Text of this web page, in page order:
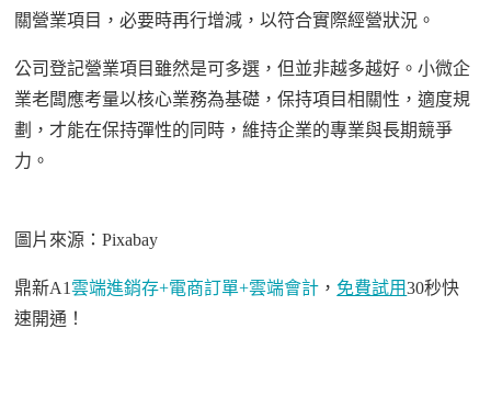
關營業項目，必要時再行增減，以符合實際經營狀況。
公司登記營業項目雖然是可多選，但並非越多越好。小微企
業老闆應考量以核心業務為基礎，保持項目相關性，適度規
劃，才能在保持彈性的同時，維持企業的專業與長期競爭
力。
圖片來源：Pixabay
鼎新A1雲端進銷存+電商訂單+雲端會計 ， 免費試用30秒快
速開通！